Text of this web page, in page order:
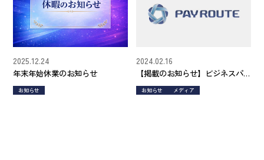
年末年始休業のお知らせ
2025.12.24
お知らせ
【掲載のお知らせ】ビジネスパ
ーソン向けニュースサイト
「Work Master（ワークマスタ
2024.02.16
お知らせ メディア